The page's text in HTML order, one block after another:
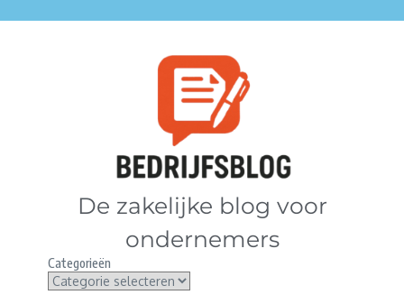
De zakelijke blog voor
ondernemers
Categorieën